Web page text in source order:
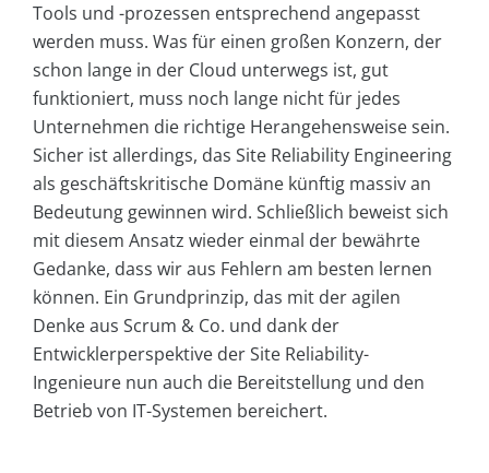
Tools und -prozessen entsprechend angepasst
werden muss. Was für einen großen Konzern, der
schon lange in der Cloud unterwegs ist, gut
funktioniert, muss noch lange nicht für jedes
Unternehmen die richtige Herangehensweise sein.
Sicher ist allerdings, das Site Reliability Engineering
als geschäftskritische Domäne künftig massiv an
Bedeutung gewinnen wird. Schließlich beweist sich
mit diesem Ansatz wieder einmal der bewährte
Gedanke, dass wir aus Fehlern am besten lernen
können. Ein Grundprinzip, das mit der agilen
Denke aus Scrum & Co. und dank der
Entwicklerperspektive der Site Reliability-
Ingenieure nun auch die Bereitstellung und den
Betrieb von IT-Systemen bereichert.